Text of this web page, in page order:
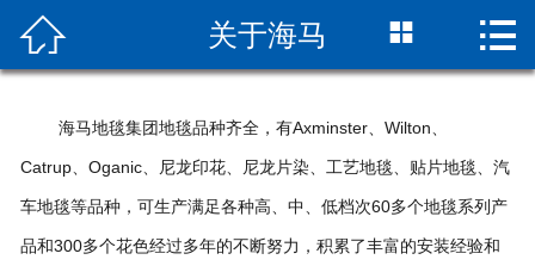
网站首页
产品中心
 关于海马  
海马地毯集团地毯品种齐全，有Axminster、Wilton、
Catrup、Oganic、尼龙印花、尼龙片染、工艺地毯、贴片地毯、汽
车地毯等品种，可生产满足各种高、中、低档次60多个地毯系列产
品和300多个花色经过多年的不断努力，积累了丰富的安装经验和